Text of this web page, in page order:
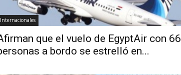
Internacionales
que el vuelo de EgyptAir con 66
a bordo se estrelló en...